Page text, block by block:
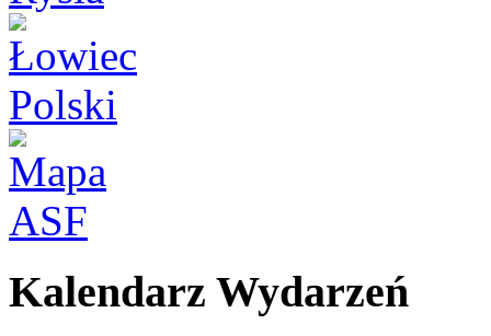
Kalendarz Wydarzeń